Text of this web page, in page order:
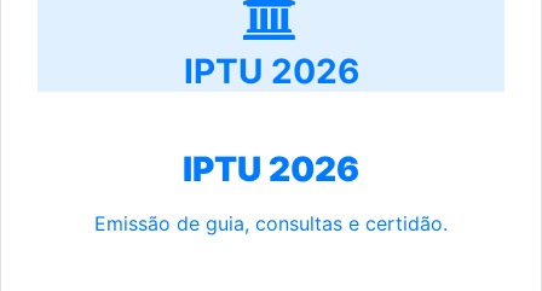
IPTU 2026
IPTU 2026
Emissão de guia, consultas e certidão.